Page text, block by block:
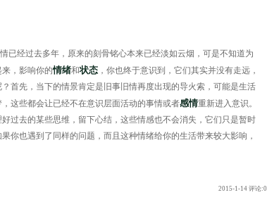
经过去多年，原来的刻骨铭心本来已经淡如云烟，可是不知道为
，影响你的情绪和状态 ，你也终于意识到，它们其实并没有走远，
首先，当下的情景肯定是旧事旧情再度出现的导火索，可能是生活
这些都会让已经不在意识层面活动的事情或者感情重新进入意识。
过去的某些思维，留下心结，这些情感也不会消失，它们只是暂时
你也遇到了同样的问题，而且这种情绪给你的生活带来较大影响，
2015-1-14 评论:0